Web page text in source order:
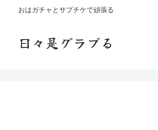
おはガチャとサプチケで頑張る
日々是グラブる